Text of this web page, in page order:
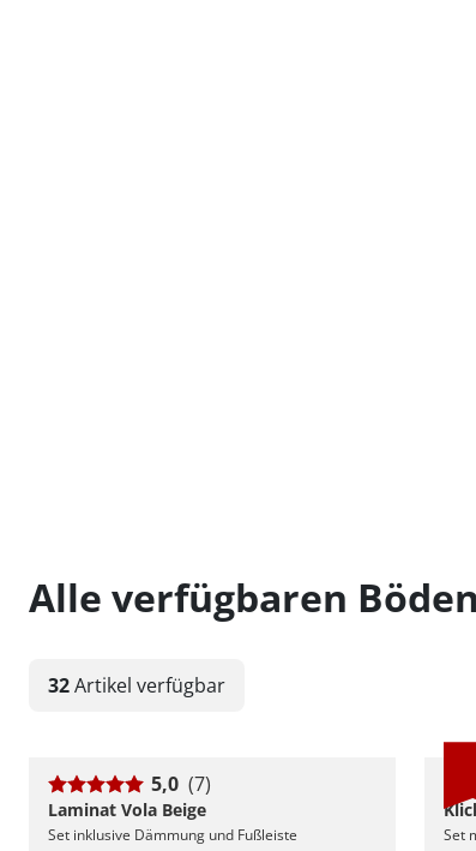
Alle verfügbaren
32Artikel verfügbar
5,0 (7)
Laminat Vola Beige
Set inklusive Dämmung und Fußleiste
Set